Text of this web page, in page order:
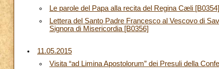
Le parole del Papa alla recita del Regina Cæli [B0354]
Lettera del Santo Padre Francesco al Vescovo di
Signora di Misericordia [B0356]
11.05.2015
Visita “ad Limina Apostolorum” dei Presuli della